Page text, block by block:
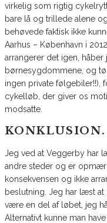
virkelig som rigtig
bare lå og trillede alene
behøvede faktisk ikke
Aarhus – København i
arrangerer det igen, håber
børnesygdommene, og
ingen private følgebiler!!),
cykelløb, der giver os
modsatte.
KONKLUSION.
Jeg ved at Veggerby har
andre steder og er
konsekvensen og ikke
beslutning. Jeg har læst
være en del af løbet, jeg
Alternativt kunne man